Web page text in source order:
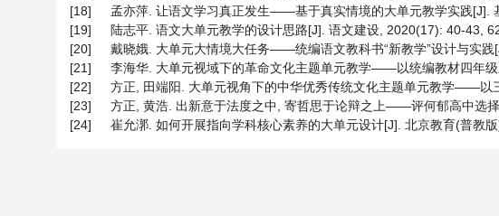
[18]
孟亦萍. 让语文学习真正发生——基于真实情境的大单元教学实践[J].
[19]
陆志平. 语文大单元教学的设计思路[J]. 语文建设, 2020(17): 40-43,
[20]
戴晓娥. 大单元大情境大任务——统编语文教科书“新教学”设计与实践
[21]
李海华. 大单元视域下的革命文化主题单元教学——以统编教材四年
[22]
方正, 田端阳. 大单元视角下的中华优秀传统文化主题单元教学——以
[23]
方正, 黄浩. 出新意于法度之中, 寄哲思于论辩之上——评何郁高中选
[24]
崔允漷. 如何开展指向学科核心素养的大单元设计[J]. 北京教育(普教